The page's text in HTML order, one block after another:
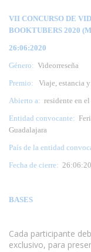
VII CONCURSO DE
BOOKTUBERS 2020
26:06:2020
Género: Videorreseña
Premio:
Viaje, estancia
Abierto a: residente en
Entidad convocante:
Guadalajara
País de la entidad
Fecha de cierre:
BASES
Cada participante
exclusivo, para